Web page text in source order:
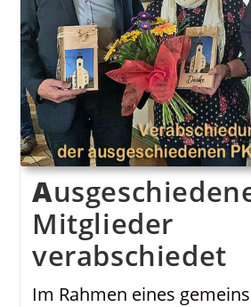
Ausgeschiedene PKR-
Mitglieder
verabschiedet
Im Rahmen eines